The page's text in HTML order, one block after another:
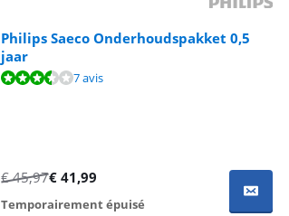
Philips Saeco Onderhoudspakket 0,5
jaar
7 avis
€45,97€ 41,99
Temporairement épuisé